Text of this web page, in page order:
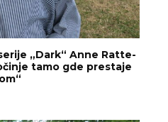
„Dark“ Anne Ratte-
tamo gde prestaje